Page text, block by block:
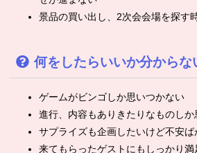
景品の買い出し、2次会会場を探す
何をしたらいいか分からな
ゲームがビンゴしか思いつかない
進行、内容もありきたりなものし
サプライズも企画したいけど不安ば
来てもらったゲストにもしっかり満